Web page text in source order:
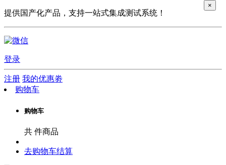
提供国产化产品，支持一站式集成测试系统！
登录
注册 我的优惠劵
购物车
购物车
共 件商品
去购物车结算
×